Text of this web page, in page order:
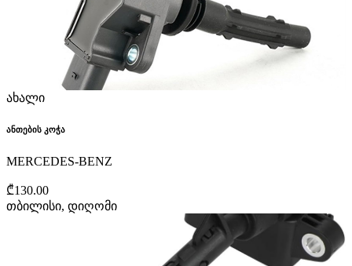
ახალი
ანთების კოჭა
MERCEDES-BENZ
₾130.00
თბილისი, დიღომი